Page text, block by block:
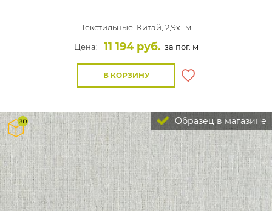
Текстильные, Китай, 2,9x1 м
Цена:
11 194 руб. за пог. м
В КОРЗИНУ
Образец в магазине